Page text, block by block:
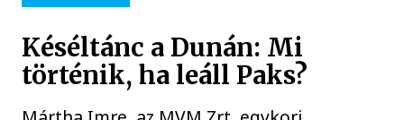
Késéltánc a Dunán: Mi
történik, ha leáll Paks?